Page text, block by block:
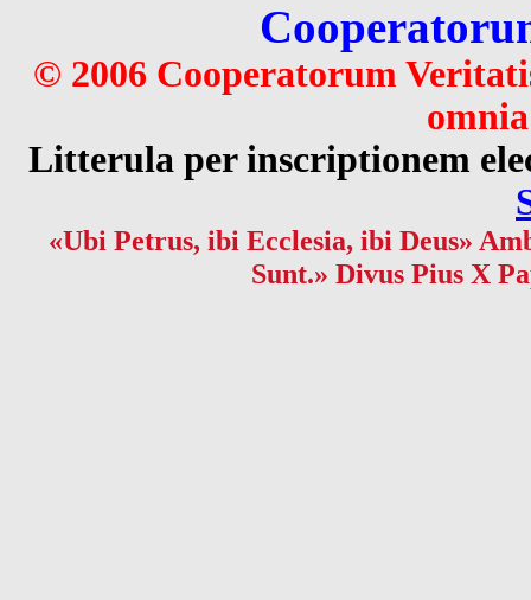
© 2006 Cooperatorum
Litterula per inscriptionem
«Ubi Petrus, ibi Ecclesia, ibi Deus»
Sunt.» Divus Pius X